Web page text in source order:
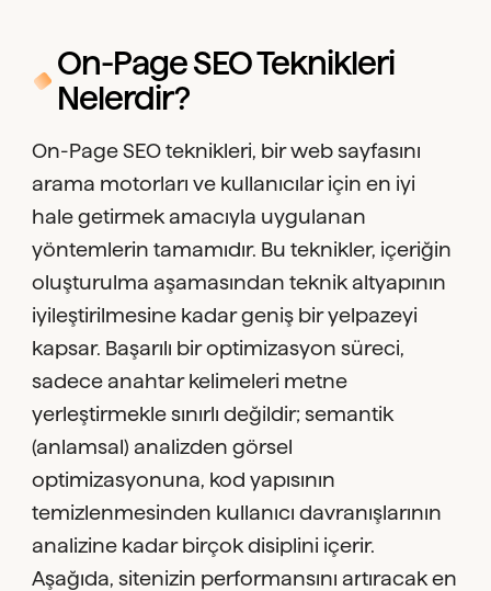
On-Page SEO Teknikleri
Nelerdir?
On-Page SEO teknikleri, bir web sayfasını
arama motorları ve kullanıcılar için en iyi
hale getirmek amacıyla uygulanan
yöntemlerin tamamıdır. Bu teknikler, içeriğin
oluşturulma aşamasından teknik altyapının
iyileştirilmesine kadar geniş bir yelpazeyi
kapsar. Başarılı bir optimizasyon süreci,
sadece anahtar kelimeleri metne
yerleştirmekle sınırlı değildir; semantik
(anlamsal) analizden görsel
optimizasyonuna, kod yapısının
temizlenmesinden kullanıcı davranışlarının
analizine kadar birçok disiplini içerir.
Aşağıda, sitenizin performansını artıracak en